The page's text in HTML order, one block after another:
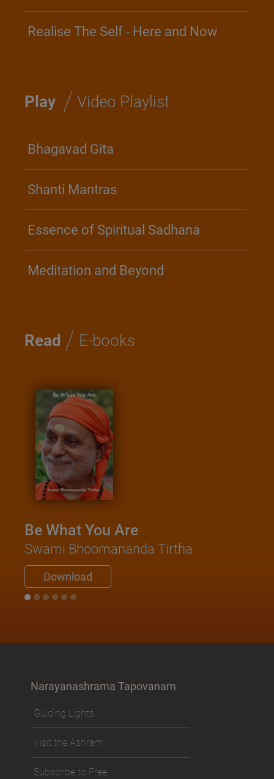
Realise The Self - Here and Now
Play / Video Playlist
Bhagavad Gita
Shanti Mantras
Essence of Spiritual Sadhana
Meditation and Beyond
Read / E-books
Be What You Are
Swami Bhoomananda Tirtha
Download
Narayanashrama Tapovanam
Guiding Lights
Visit the Ashram
Subscribe to Free